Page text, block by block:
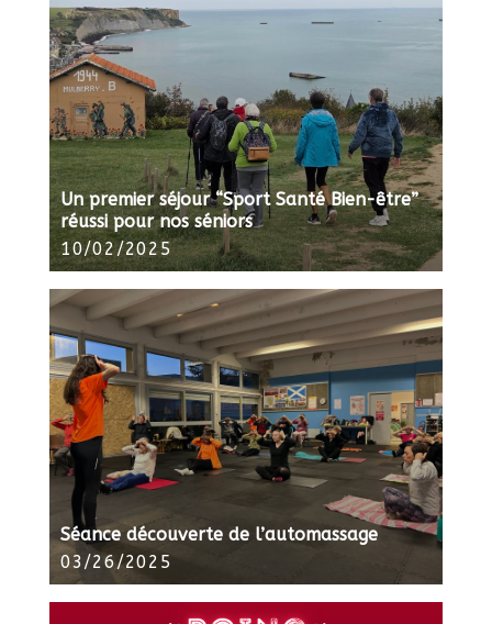
Un premier séjour “Sport Santé Bien-être”
réussi pour nos séniors
10/02/2025
Séance découverte de l’automassage
03/26/2025